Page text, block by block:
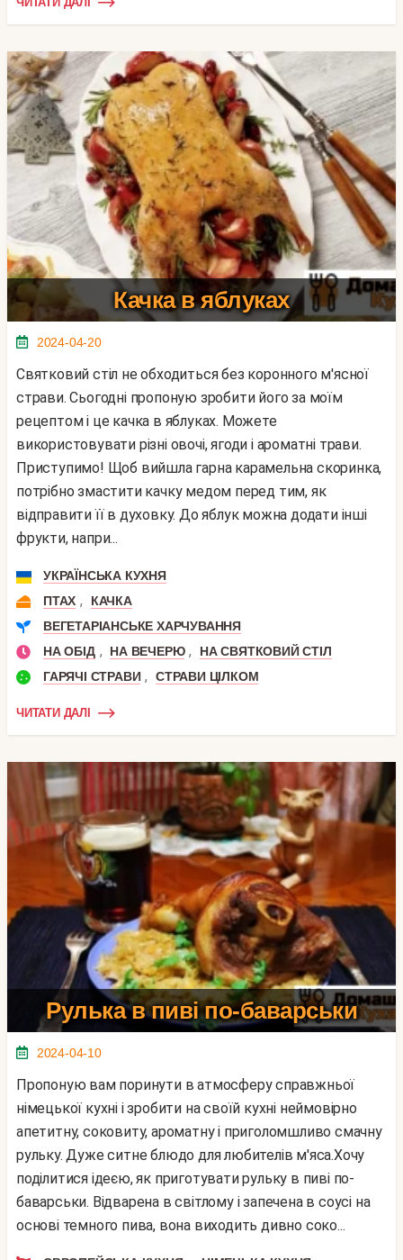
Качка в яблуках
2024-04-20
Святковий стіл не обходиться без коронного м'ясної
страви. Сьогодні пропоную зробити його за моїм
рецептом і це качка в яблуках. Можете
використовувати різні овочі, ягоди і ароматні трави.
Приступимо! Щоб вийшла гарна карамельна скоринка,
потрібно змастити качку медом перед тим, як
відправити її в духовку. До яблук можна додати інші
фрукти, напри...
УКРАЇНСЬКА КУХНЯ
ПТАХ ,
КАЧКА
ВЕГЕТАРІАНСЬКЕ ХАРЧУВАННЯ
НА ОБІД , НА ВЕЧЕРЮ ,
НА СВЯТКОВИЙ СТІЛ
ГАРЯЧІ СТРАВИ , СТРАВИ ЦІЛКОМ
ЧИТАТИ ДАЛІ
Рулька в пиві по-баварськи
2024-04-10
Пропоную вам поринути в атмосферу справжньої
німецької кухні і зробити на своїй кухні неймовірно
апетитну, соковиту, ароматну і приголомшливо смачну
рульку. Дуже ситне блюдо для любителів м'яса.Хочу
поділитися ідеєю, як приготувати рульку в пиві по-
баварськи. Відварена в світлому і запечена в соусі на
основі темного пива, вона виходить дивно соко...